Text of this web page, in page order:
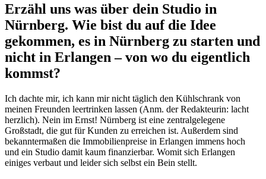
Erzähl uns was über dein Studio in
Nürnberg. Wie bist du auf die Idee
gekommen, es in Nürnberg zu starten und
nicht in Erlangen – von wo du eigentlich
kommst?
Ich dachte mir, ich kann mir nicht täglich den Kühlschrank von
meinen Freunden leertrinken lassen (Anm. der Redakteurin: lacht
herzlich). Nein im Ernst! Nürnberg ist eine zentralgelegene
Großstadt, die gut für Kunden zu erreichen ist. Außerdem sind
bekanntermaßen die Immobilienpreise in Erlangen immens hoch
und ein Studio damit kaum finanzierbar. Womit sich Erlangen
einiges verbaut und leider sich selbst ein Bein stellt.